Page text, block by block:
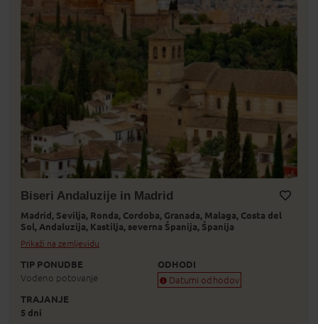
Biseri Andaluzije in Madrid
Dodaj v Moj izbor
Madrid, Sevilja, Ronda, Cordoba, Granada, Malaga, Costa del
Sol, Andaluzija, Kastilja, severna Španija, Španija
Prikaži na zemljevidu
TIP PONUDBE
Vodeno potovanje
ODHODI
Datumi odhodov
TRAJANJE
5 dni